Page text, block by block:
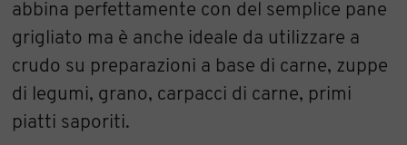
abbina perfettamente con del semplice pane
grigliato ma è anche ideale da utilizzare a
crudo su preparazioni a base di carne, zuppe
di legumi, grano, carpacci di carne, primi
piatti saporiti.